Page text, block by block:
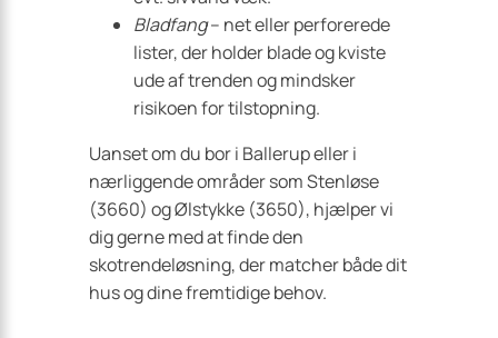
Bladfang– net eller perforerede
lister, der holder blade og kviste
ude af trenden og mindsker
risikoen for tilstopning.
Uanset om du bor i Ballerup eller i
nærliggende områder som Stenløse
(3660) og Ølstykke (3650), hjælper vi
dig gerne med at finde den
skotrendeløsning, der matcher både dit
hus og dine fremtidige behov.